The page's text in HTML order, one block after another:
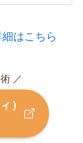
はこちら
／
）